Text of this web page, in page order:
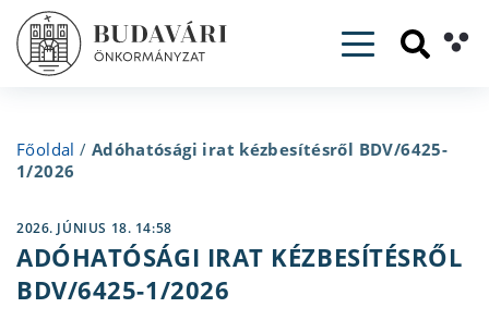
Toggle
Főoldal / Adóhatósági irat kézbesítésről BDV/6425-
1/2026
2026. JÚNIUS 18. 14:58
ADÓHATÓSÁGI IRAT KÉZBESÍTÉSRŐL
BDV/6425-1/2026